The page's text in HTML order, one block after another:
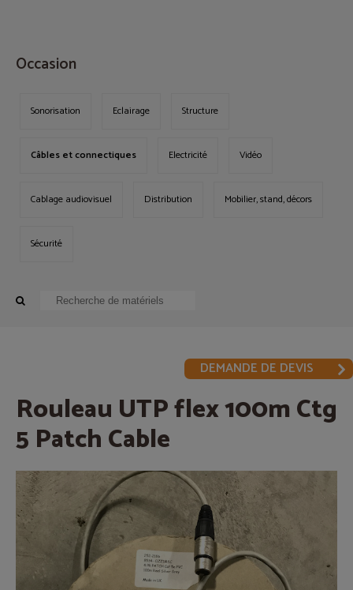
Occasion
Sonorisation Eclairage Structure
Câbles et connectiques Electricité Vidéo
Cablage audiovisuel Distribution Mobilier, stand, décors
Sécurité
DEMANDE DE DEVIS
Rouleau UTP flex 100m Ctg
5 Patch Cable